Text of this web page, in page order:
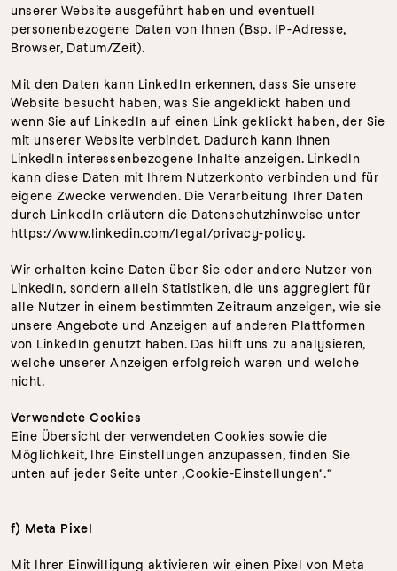
unserer Website ausgeführt haben und eventuell
personenbezogene Daten von Ihnen (Bsp. IP-Adresse,
Browser, Datum/Zeit).
Mit den Daten kann LinkedIn erkennen, dass Sie unsere
Website besucht haben, was Sie angeklickt haben und
wenn Sie auf LinkedIn auf einen Link geklickt haben, der Sie
mit unserer Website verbindet. Dadurch kann Ihnen
LinkedIn interessenbezogene Inhalte anzeigen. LinkedIn
kann diese Daten mit Ihrem Nutzerkonto verbinden und für
eigene Zwecke verwenden. Die Verarbeitung Ihrer Daten
durch LinkedIn erläutern die Datenschutzhinweise unter
https://www.linkedin.com/legal/privacy-policy.
Wir erhalten keine Daten über Sie oder andere Nutzer von
LinkedIn, sondern allein Statistiken, die uns aggregiert für
alle Nutzer in einem bestimmten Zeitraum anzeigen, wie sie
unsere Angebote und Anzeigen auf anderen Plattformen
von LinkedIn genutzt haben. Das hilft uns zu analysieren,
welche unserer Anzeigen erfolgreich waren und welche
nicht.
Verwendete Cookies
Eine Übersicht der verwendeten Cookies sowie die
Möglichkeit, Ihre Einstellungen anzupassen, finden Sie
unten auf jeder Seite unter ‚Cookie-Einstellungen‘.“
f) Meta Pixel
Mit Ihrer Einwilligung aktivieren wir einen Pixel von Meta